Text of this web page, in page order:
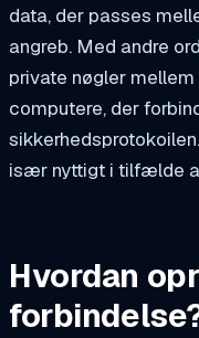
data, der passes
angreb. Med andre
private nøgler
computere, der
især nyttigt i tilfælde
Hvordan